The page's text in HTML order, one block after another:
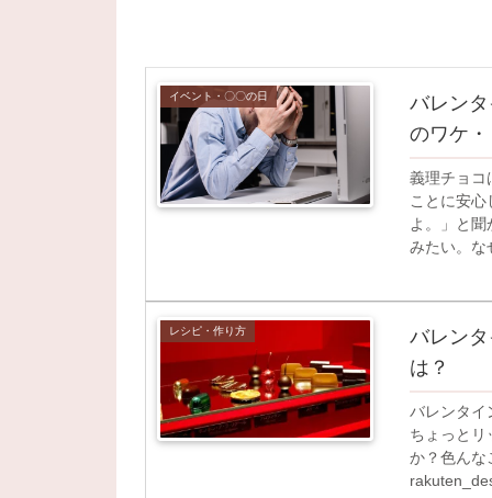
イベント・〇〇の日
バレン
のワケ
義理チョコ
ことに安
よ。」と
みたい。な
レシピ・作り方
バレン
は？
バレンタイ
ちょっとリ
か？色んな